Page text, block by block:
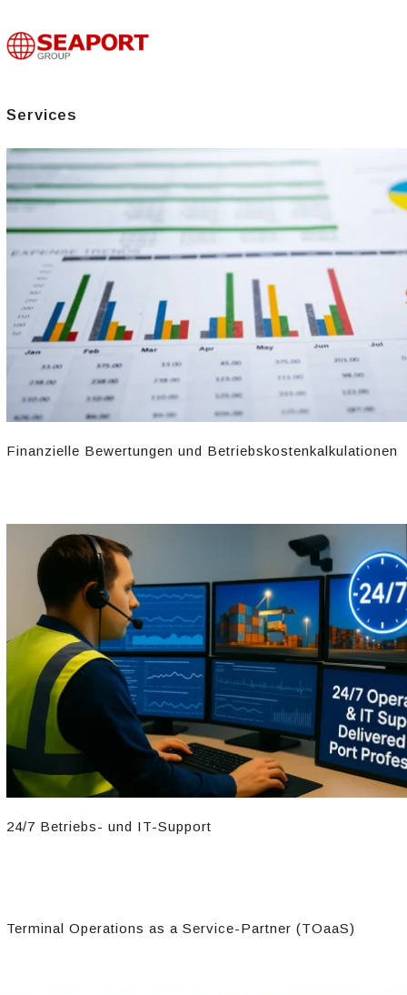
Services
Finanzielle Bewertungen und Betriebskostenkalkulationen​
24/7 Betriebs- und IT-Support​
Terminal Operations as a Service-Partner (TOaaS)